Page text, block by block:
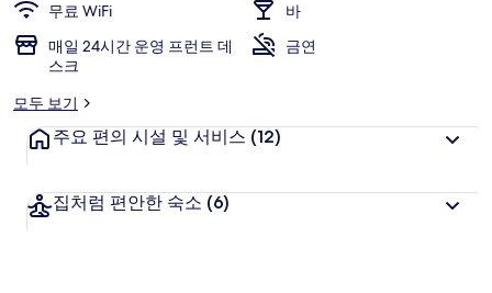
무료 WiFi
바
매일 24시간 운영 프런트 데
스크
금연
모두 보기
주요 편의 시설 및 서비스 (12)
집처럼 편안한 숙소 (6)